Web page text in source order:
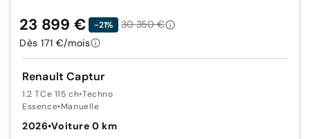
Renault Captur
1.2 TCe 115 ch•Techno
Essence•Manuelle
2026•Voiture 0 km
23 899 € -21%
30 350 €
Dès 171 €/mois